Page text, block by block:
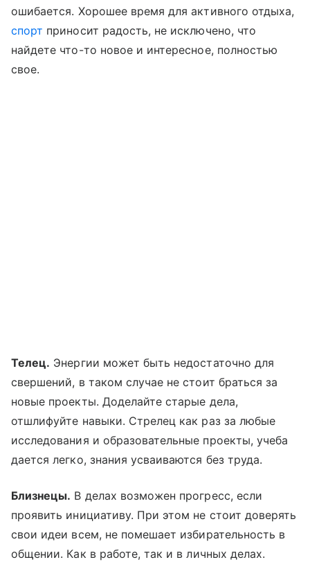
ошибается. Хорошее время для активного отдыха,
спорт приносит радость, не исключено, что
найдете что-то новое и интересное, полностью
свое.
Телец. Энергии может быть недостаточно для
свершений, в таком случае не стоит браться за
новые проекты. Доделайте старые дела,
отшлифуйте навыки. Стрелец как раз за любые
исследования и образовательные проекты, учеба
дается легко, знания усваиваются без труда.
Близнецы. В делах возможен прогресс, если
проявить инициативу. При этом не стоит доверять
свои идеи всем, не помешает избирательность в
общении. Как в работе, так и в личных делах.